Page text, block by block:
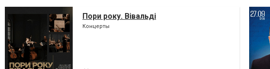
Пори року. Вівальді
Концерты